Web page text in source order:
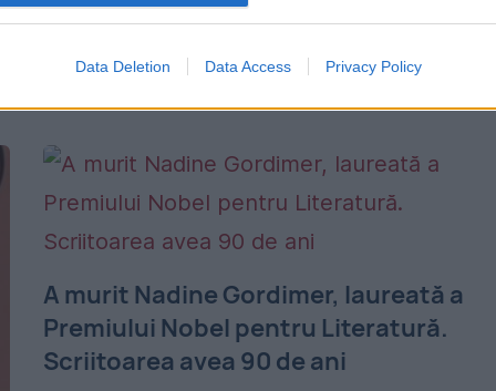
Data Deletion Data Access Privacy Policy
fost puse în circulaţie în oraşul Malatya din
Turcia. Decizia a generat ample dispute în
A murit Nadine Gordimer, laureată a
Premiului Nobel pentru Literatură.
Scriitoarea avea 90 de ani